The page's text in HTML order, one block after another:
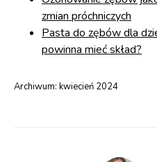
zmian próchniczych
Pasta do zębów dla
powinna mieć skład?
Archiwum: kwiecień 2024